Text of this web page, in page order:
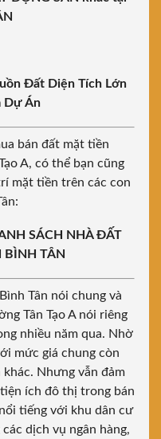
Đất Diện Tích Lớn
Dự Án
bán đất mặt tiền
A, có thể bạn cũng
mặt tiền trên các con
SÁCH NHÀ ĐẤT
BÌNH TÂN
Tân nói chung và
Tân Tạo A nói riêng
nhiều năm qua. Nhờ
mức giá chung còn
Nhưng vẫn đảm
ích đô thị trong bán
tiếng với khu dân cư
dịch vụ ngân hàng,